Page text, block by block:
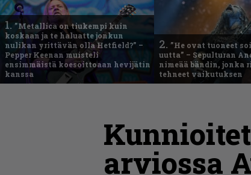
1. ”Metallica on tiukempi kuin
koskaan ja te haluatte jonkun
nulikan yrittävän olla Hetfield?” –
Pepper Keenan muisteli
ensimmäistä koesoittoaan hevijätin
kanssa
2. ”He ovat tuoneet
uutta” – Sepulturan
nimeää bändin, jonka
tehneet vaikutuksen
arviossa